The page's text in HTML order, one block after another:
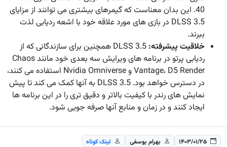
40. این بدان معناست که گیمرهای بیشتری می توانند از مزایای
DLSS 3.5 در بازی های مورد علاقه خود با اشعه ردیابی لذت
ببرند.
خلاقیت پیشرفته:
DLSS 3.5 همچنین برای سازندگانی که از
ردیابی پرتو در برنامه های ویرایش سه بعدی خود مانند Chaos
Vantage، D5 Render و Nvidia Omniverse استفاده می کنند،
در دسترس خواهد بود. DLSS 3.5 به آنها کمک می کند تا پیش
نمایش های رندر با کیفیت بالاتر و دقیق تری را در این برنامه ها
ایجاد کنند و در زمان و منابع آنها صرفه جویی شود.
۱۴۰۳/۰۱/۲۵ بهرام یوسفی
لینک کوتاه